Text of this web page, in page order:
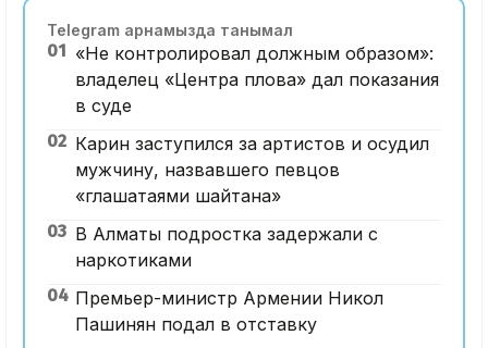
Telegram арнамызда танымал
01 «Не контролировал должным образом»:
владелец «Центра плова» дал показания
в суде
02 Карин заступился за артистов и осудил
мужчину, назвавшего певцов
«глашатаями шайтана»
03 В Алматы подростка задержали с
наркотиками
04 Премьер-министр Армении Никол
Пашинян подал в отставку